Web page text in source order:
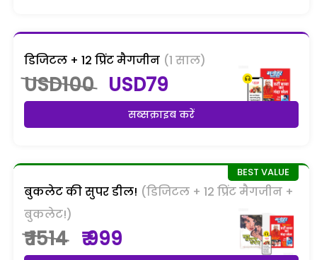
डिजिटल + 12 प्रिंट मैगजीन (1 साल)
USD100 USD79
सब्सक्राइब करें
बुकलेट की सुपर डील! (डिजिटल + 12 प्रिंट मैगजीन +
बुकलेट!)
₹ 1514 ₹ 999